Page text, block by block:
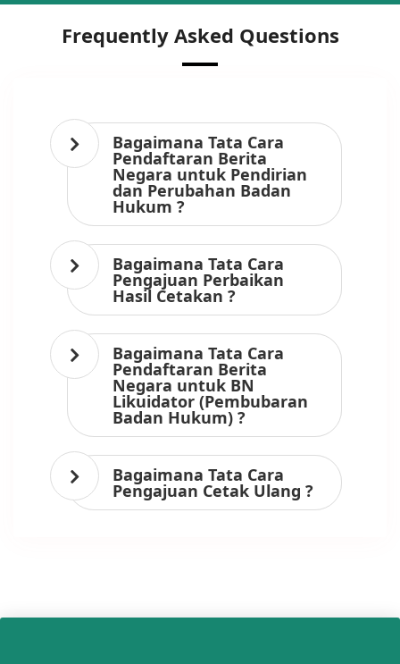
Frequently Asked Questions
Bagaimana Tata Cara
Pendaftaran Berita
Negara untuk Pendirian
dan Perubahan Badan
Hukum ?
Bagaimana Tata Cara
Pengajuan Perbaikan
Hasil Cetakan ?
Bagaimana Tata Cara
Pendaftaran Berita
Negara untuk BN
Likuidator (Pembubaran
Badan Hukum) ?
Bagaimana Tata Cara
Pengajuan Cetak Ulang ?